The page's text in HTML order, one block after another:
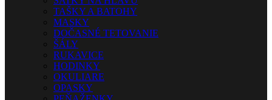
TAŠKY A BATOHY
MASKY
DOČASNÉ TETOVANIE
ŠÁLY
RUKAVICE
HODINKY
OKULIARE
OPASKY